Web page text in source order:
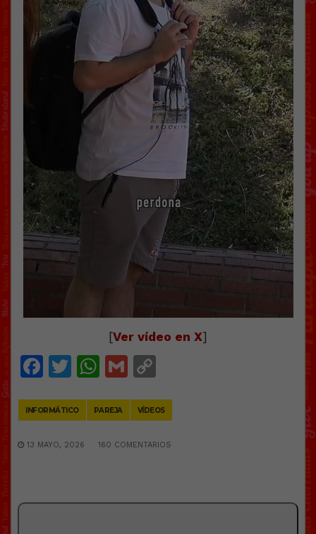
[Ver vídeo en X]
Facebook
Twitter
WhatsApp
Gmail
INFORMÁTICO PAREJA VÍDEOS
13 MAYO, 2026 160 COMENTARIOS